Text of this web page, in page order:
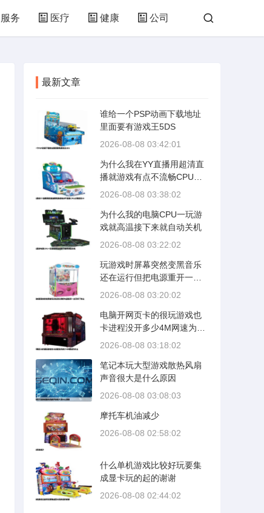
服务 医疗 健康 公司
最新文章
谁给一个PSP动画下载地址
里面要有游戏王5DS
2026-08-08 03:42:01
为什么我在YY直播用超清直
播就游戏有点不流畅CPU占
用超高99
2026-08-08 03:38:02
为什么我的电脑CPU一玩游
戏就高温接下来就自动关机
2026-08-08 03:22:02
玩游戏时屏幕突然变黑音乐
还在运行但把电源重开一次
又好了怎么
2026-08-08 03:20:02
电脑开网页卡的很玩游戏也
卡进程没开多少4M网速为什
么
2026-08-08 03:18:02
笔记本玩大型游戏散热风扇
声音很大是什么原因
2026-08-08 03:08:03
摩托车机油减少
2026-08-08 02:58:02
什么单机游戏比较好玩要集
成显卡玩的起的谢谢
2026-08-08 02:44:02